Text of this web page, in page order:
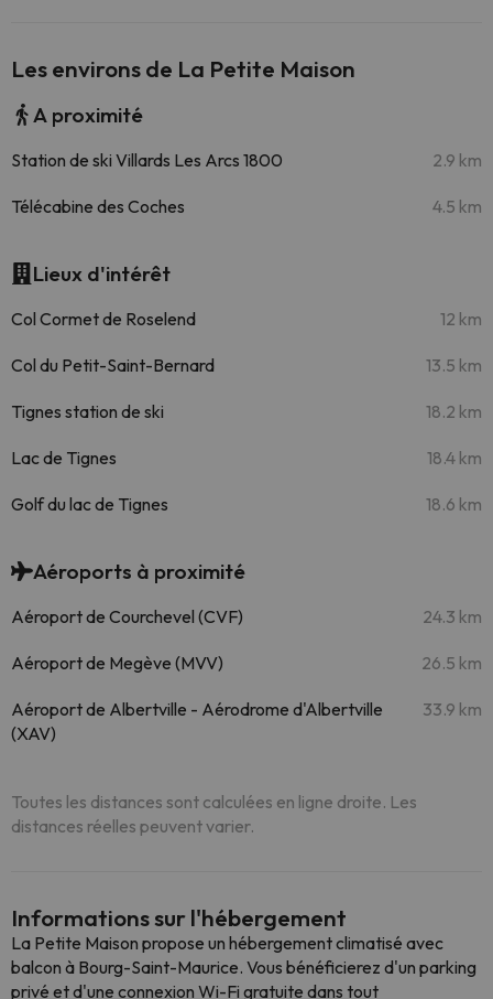
Les environs de La Petite Maison
A proximité
Station de ski Villards Les Arcs 1800 2.9 km
Télécabine des Coches 4.5 km
Lieux d'intérêt
Col Cormet de Roselend 12 km
Col du Petit-Saint-Bernard 13.5 km
Tignes station de ski 18.2 km
Lac de Tignes 18.4 km
Golf du lac de Tignes 18.6 km
Aéroports à proximité
Aéroport de Courchevel (CVF) 24.3 km
Aéroport de Megève (MVV) 26.5 km
Aéroport de Albertville - Aérodrome d'Albertville
(XAV)
33.9 km
Toutes les distances sont calculées en ligne droite. Les
distances réelles peuvent varier.
Informations sur l'hébergement
La Petite Maison propose un hébergement climatisé avec
balcon à Bourg-Saint-Maurice. Vous bénéficierez d'un parking
privé et d'une connexion Wi-Fi gratuite dans tout